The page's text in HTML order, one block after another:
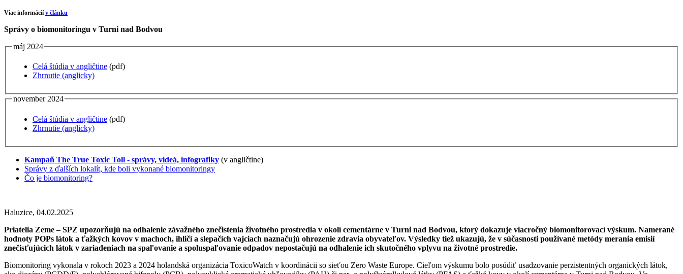
Viac informáciív článku
Správy o biomonitoringu v Turni nad Bodvou
máj 2024
Celá štúdia v angličtine (pdf)
Zhrnutie (anglicky)
november 2024
Celá štúdia v angličtine (pdf)
Zhrnutie (anglicky)
Kampaň The True Toxic Toll - správy, videá, infografiky (v angličtine)
Správy z ďalších lokalít, kde boli vykonané biomonitoringy
Čo je biomonitoring?
Haluzice, 04.02.2025
Priatelia Zeme – SPZ upozorňujú na odhalenie závažného znečistenia životného prostredia v okolí cementárne v Turni nad Bodvou, ktorý dokazuje viacročný biomonitorovací výskum. Namerané
hodnoty POPs látok a ťažkých kovov v machoch, ihličí a slepačích vajciach naznačujú ohrozenie zdravia obyvateľov. Výsledky tiež ukazujú, že v súčasnosti používané metódy merania emisií
znečisťujúcich látok v zariadeniach na spaľovanie a spoluspaľovanie odpadov nepostačujú na odhalenie ich skutočného vplyvu na životné prostredie.
Biomonitoring vykonala v rokoch 2023 a 2024 holandská organizácia ToxicoWatch v koordinácii so sieťou Zero Waste Europe. Cieľom výskumu bolo posúdiť usadzovanie perzistentných organických látok,